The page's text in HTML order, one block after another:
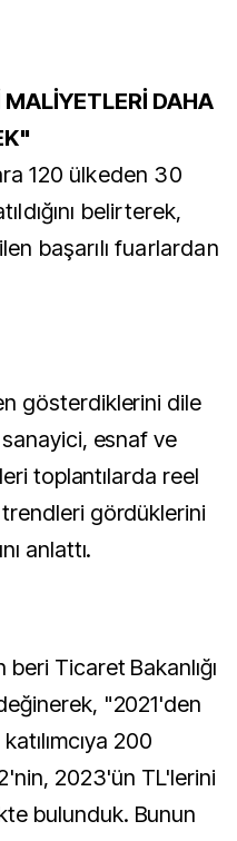
DAHA
120 ülkeden 30
belirterek,
başarılı fuarlardan
gösterdiklerini dile
esnaf ve
toplantılarda reel
gördüklerini
anlattı.
Ticaret Bakanlığı
"2021'den
200
2023'ün TL'lerini
bulunduk. Bunun